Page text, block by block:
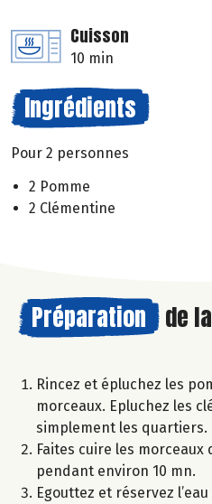
Cuisson
10 min
Ingrédients
Pour 2 personnes
2 Pomme
2 Clémentine
Préparation de la
Rincez et épluchez les
morceaux. Epluchez les
simplement les quartiers.
Faites cuire les
pendant environ 10 mn.
Egouttez et réservez